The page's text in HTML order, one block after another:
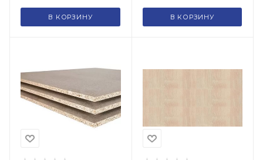
В КОРЗИНУ В КОРЗИНУ